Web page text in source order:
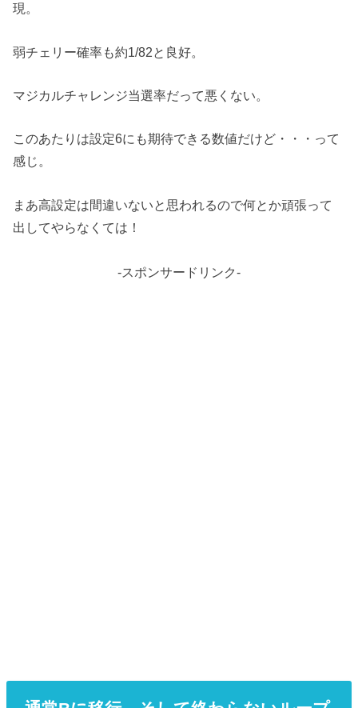
現。
弱チェリー確率も約1/82と良好。
マジカルチャレンジ当選率だって悪くない。
このあたりは設定6にも期待できる数値だけど・・・って
感じ。
まあ高設定は間違いないと思われるので何とか頑張って
出してやらなくては！
-スポンサードリンク-